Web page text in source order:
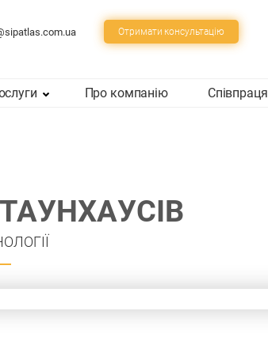
Отримати консультацiю
Про компанію Співпраця